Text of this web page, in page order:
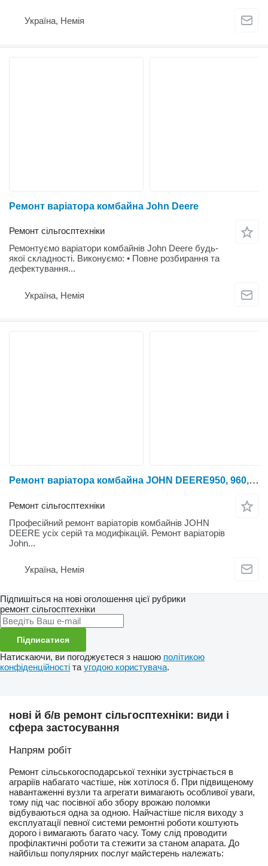
Україна, Немія
Ремонт варіатора комбайна John Deere
Ремонт сільгосптехніки
Ремонтуємо варіатори комбайнів John Deere будь-
якої складності. Виконуємо: • Повне розбирання та
дефектування...
Україна, Немія
Ремонт варіатора комбайна JOHN DEERE950, 960, 965, 975, 9780, 1052, 1055, 1065, 1068, 1072, 1075, 1085, 1155, 1166, 1174, 1177, 1188, 1450, 1550, 1560, 2054, 2056, 2058, 2064, 2066, 2068, 2254, 2256, 2258, 2264, 2266, W330, W440, W540, W550, W650, T550, T560, T660, T670, S660, S670, S680, S690, S760, S770, S780, S790
Ремонт сільгосптехніки
Професійний ремонт варіаторів комбайнів JOHN
DEERE усіх серій та модифікацій. Ремонт варіаторів
John...
Україна, Немія
Підпишіться на нові оголошення цієї рубрики
ремонт сільгосптехніки
Підписатися
Натискаючи, ви погоджуєтеся з нашою політикою
конфіденційності та угодою користувача.
нові й б/в ремонт сільгосптехніки: види і
сфера застосування
Напрям робіт
Ремонт сільськогосподарської техніки зустрічається в
аграріїв набагато частіше, ніж хотілося б. При підвищеному
навантаженні вузли та агрегати вимагають особливої уваги,
тому під час посівної або збору врожаю поломки
відбуваються одна за одною. Найчастіше після виходу з
експлуатації певної системи ремонтні роботи коштують
дорого і вимагають багато часу. Тому слід проводити
профілактичні роботи та стежити за станом апарата. До
найбільш популярних послуг майстерень належать: